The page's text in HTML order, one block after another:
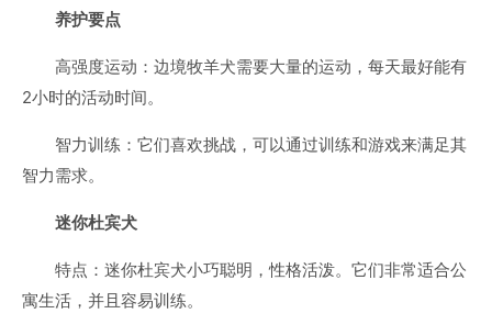
养护要点
高强度运动：边境牧羊犬需要大量的运动，每天最好能有
2小时的活动时间。
智力训练：它们喜欢挑战，可以通过训练和游戏来满足其
智力需求。
迷你杜宾犬
特点：迷你杜宾犬小巧聪明，性格活泼。它们非常适合公
寓生活，并且容易训练。